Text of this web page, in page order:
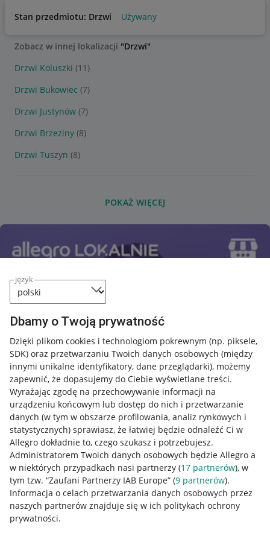
język
Dbamy o Twoją prywatność
Dzięki plikom cookies i technologiom pokrewnym (np. piksele,
SDK) oraz przetwarzaniu Twoich danych osobowych (między
innymi unikalne identyfikatory, dane przeglądarki), możemy
zapewnić, że dopasujemy do Ciebie wyświetlane treści.
Wyrażając zgodę na przechowywanie informacji na
urządzeniu końcowym lub dostęp do nich i przetwarzanie
danych (w tym w obszarze profilowania, analiz rynkowych i
statystycznych) sprawiasz, że łatwiej będzie odnaleźć Ci w
Allegro dokładnie to, czego szukasz i potrzebujesz.
Administratorem Twoich danych osobowych będzie Allegro a
w niektórych przypadkach nasi partnerzy (17 partnerów), w
tym tzw. “Zaufani Partnerzy IAB Europe” (9 partnerów).
Informacja o celach przetwarzania danych osobowych przez
naszych partnerów znajduje się w ich politykach ochrony
prywatności.
Stan przedmiotu: Drzwi Używany
Zobacz w innej lokalizacji "Drzwi"
Drzwi Koluszki (11)
Drzwi Bukowiec (7)
Drzwi Justynów (7)
Drzwi Brzeziny (8)
Drzwi Tuszyn (8)
POKAŻ WIĘCEJ
Przydatne informacje
Jak to działa
Napisz do nas